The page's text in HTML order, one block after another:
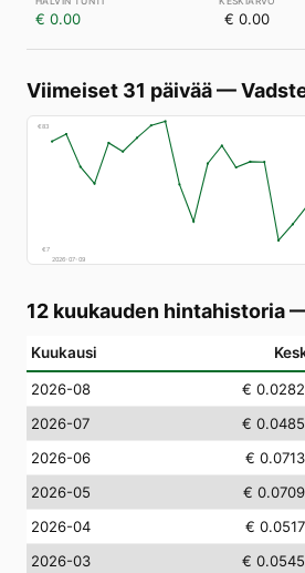
€ 0.00 € 0.00
Viimeiset 31 päivää—
€83
€7
2026-07-09
12 kuukauden hintahistoria
Kuukausi
2026-08 € 0.0282
2026-07
€ 0.0485
2026-06
€ 0.0713
2026-05
€ 0.0709
2026-04
€ 0.0517
2026-03
€ 0.0545